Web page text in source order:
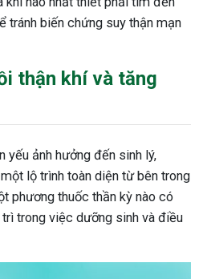
tránh biến chứng suy thận mạn
thận khí và tăng
yếu ảnh hưởng đến sinh lý,
lộ trình toàn diện từ bên trong
phương thuốc thần kỳ nào có
trong việc dưỡng sinh và điều